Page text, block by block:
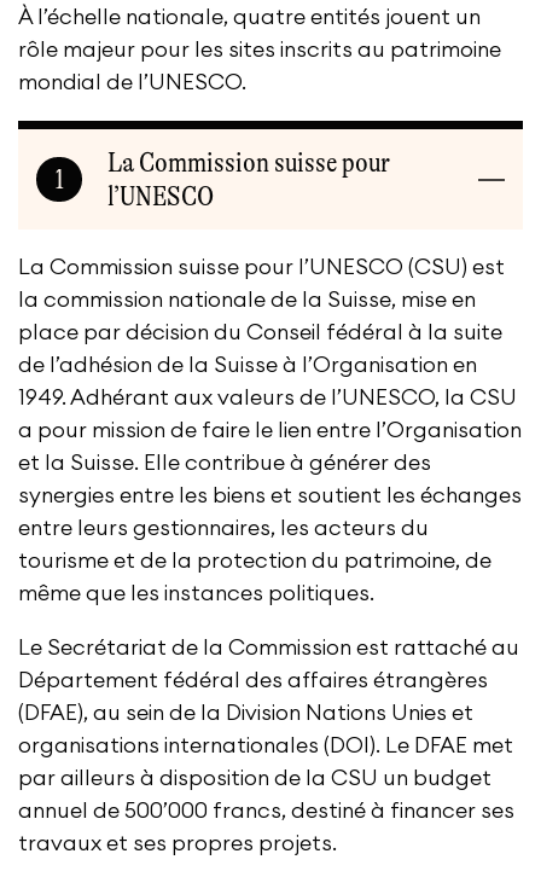
À l’échelle nationale, quatre entités jouent un
rôle majeur pour les sites inscrits au patrimoine
mondial de l’UNESCO.
1
La Commission suisse pour
l’UNESCO
La Commission suisse pour l’UNESCO (CSU) est
la commission nationale de la Suisse, mise en
place par décision du Conseil fédéral à la suite
de l’adhésion de la Suisse à l’Organisation en
1949. Adhérant aux valeurs de l’UNESCO, la CSU
a pour mission de faire le lien entre l’Organisation
et la Suisse. Elle contribue à générer des
synergies entre les biens et soutient les échanges
entre leurs gestionnaires, les acteurs du
tourisme et de la protection du patrimoine, de
même que les instances politiques.
Le Secrétariat de la Commission est rattaché au
Département fédéral des affaires étrangères
(DFAE), au sein de la Division Nations Unies et
organisations internationales (DOI). Le DFAE met
par ailleurs à disposition de la CSU un budget
annuel de 500’000 francs, destiné à financer ses
travaux et ses propres projets.